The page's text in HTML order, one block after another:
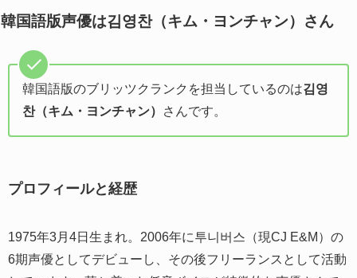
韓国語版声優は김영찬（キム・ヨンチャン）さん
韓国語版のブリッツクランクを担当しているのは김영
찬（キム・ヨンチャン）
さんです。
プロフィールと経歴
1975年3月4日生まれ。2006年に투니버스（現CJ E&M）の
6期声優としてデビューし、その後フリーランスとして活動